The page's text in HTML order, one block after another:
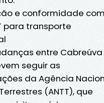
e conformidade com
para transporte
entre Cabreúva
seguir as
da Agência
(ANTT), que